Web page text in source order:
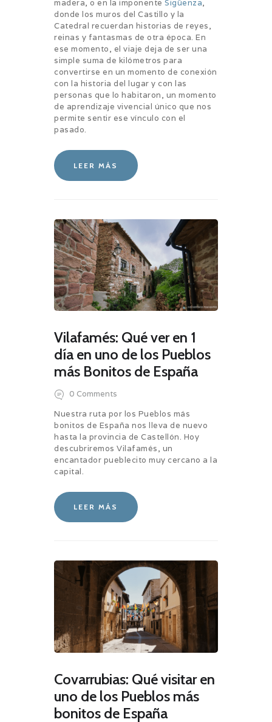
madera, o en la imponente Sigüenza,
donde los muros del Castillo y la
Catedral recuerdan historias de reyes,
reinas y fantasmas de otra época. En
ese momento, el viaje deja de ser una
simple suma de kilómetros para
convertirse en un momento de conexión
con la historia del lugar y con las
personas que lo habitaron, un momento
de aprendizaje vivencial único que nos
permite sentir ese vínculo con el
pasado.
LEER MÁS
Vilafamés: Qué ver en 1
día en uno de los Pueblos
más Bonitos de España
0 Comments
Nuestra ruta por los Pueblos más
bonitos de España nos lleva de nuevo
hasta la provincia de Castellón. Hoy
descubriremos Vilafamés, un
encantador pueblecito muy cercano a la
capital.
LEER MÁS
Covarrubias: Qué visitar en
uno de los Pueblos más
bonitos de España